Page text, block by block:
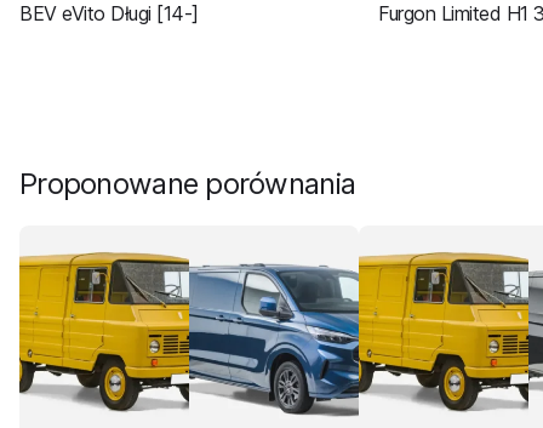
BEV eVito Długi [14-] Furgon Limited H1
Proponowane porównania